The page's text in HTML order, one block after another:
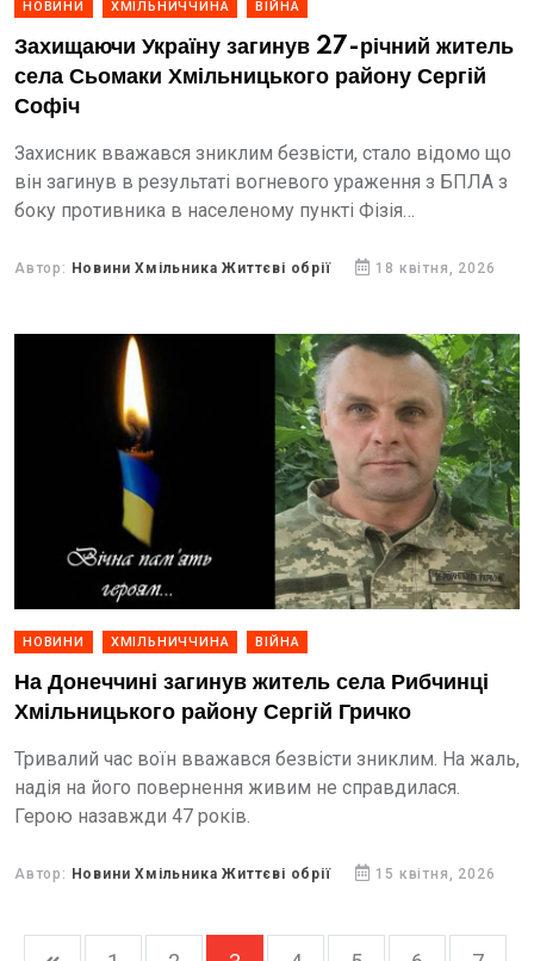
НОВИНИ ХМІЛЬНИЧЧИНА ВІЙНА
Захищаючи Україну загинув 27-річний житель
села Сьомаки Хмільницького району Сергій
Софіч
Захисник вважався зниклим безвісти, стало відомо що
він загинув в результаті вогневого ураження з БПЛА з
боку противника в населеному пункті Фізія
Автор: Новини Хмільника Життєві обрії 18 квітня, 2026
НОВИНИ ХМІЛЬНИЧЧИНА ВІЙНА
На Донеччині загинув житель села Рибчинці
Хмільницького району Сергій Гричко
Тривалий час воїн вважався безвісти зниклим. На жаль,
надія на його повернення живим не справдилася.
Герою назавжди 47 років.
Автор: Новини Хмільника Життєві обрії 15 квітня, 2026